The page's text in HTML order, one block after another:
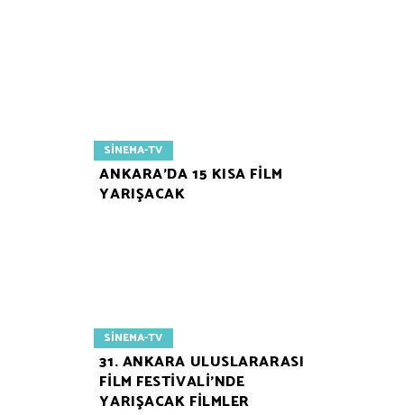
SINEMA-TV
ANKARA’DA 15 KISA FILM
YARIŞACAK
SINEMA-TV
31. ANKARA ULUSLARARASI
FILM FESTIVALI’NDE
YARIŞACAK FILMLER